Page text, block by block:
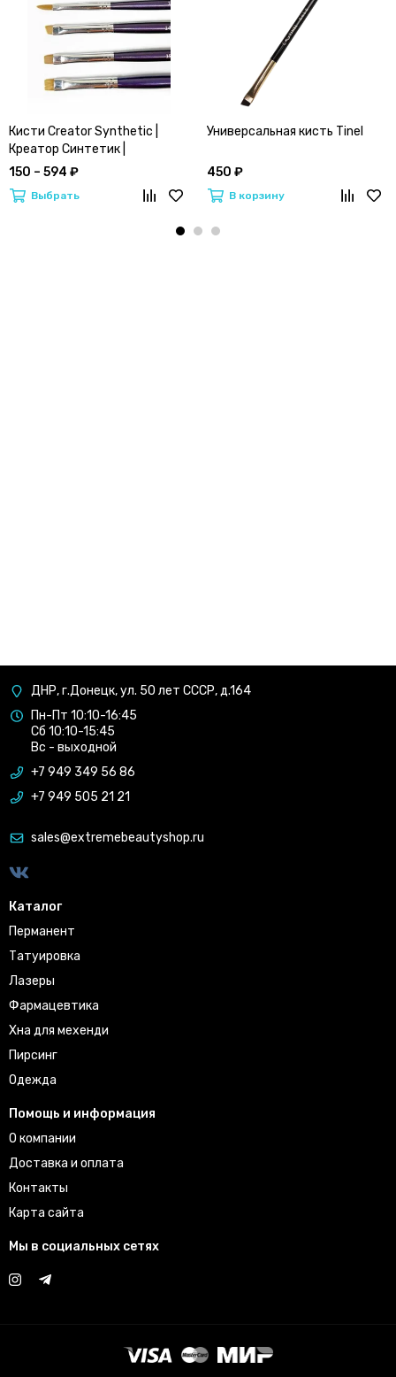
Кисти Creator Synthetic |
Креатор Синтетик |
Волшебная Палочка Бровиста
150 – 594 ₽
Выбрать
Универсальная кисть Tinel
450 ₽
В корзину
ДНР, г.Донецк, ул. 50 лет СССР, д.164
Пн-Пт 10:10-16:45
Сб 10:10-15:45
Вс - выходной
+7 949 349 56 86
+7 949 505 21 21
sales@extremebeautyshop.ru
Каталог
Перманент
Татуировка
Лазеры
Фармацевтика
Хна для мехенди
Пирсинг
Одежда
Помощь и информация
О компании
Доставка и оплата
Контакты
Карта сайта
Мы в социальных сетях